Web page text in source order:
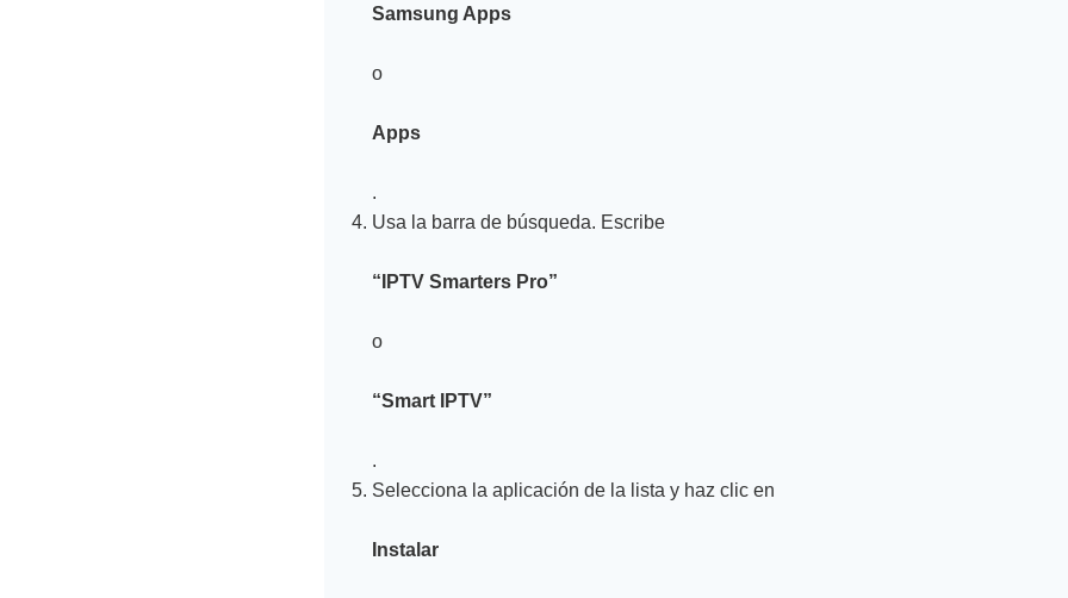
Samsung Apps
o
Apps
.
Usa la barra de búsqueda. Escribe
“IPTV Smarters Pro”
o
“Smart IPTV”
.
Selecciona la aplicación de la lista y haz clic en
Instalar